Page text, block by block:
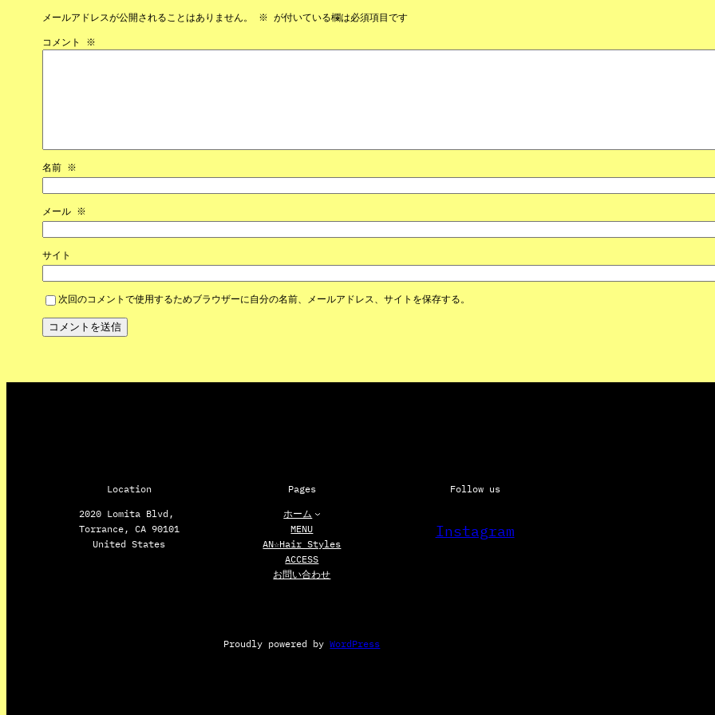
メールアドレスが公開されることはありません。
※ が付いている欄は必須項目です
コメント ※
名前 ※
メール ※
サイト
次回のコメントで使用するためブラウザーに自分の名前、メールアドレス、サイトを保存する。
Location
2020 Lomita Blvd,
Torrance, CA 90101
United States
Pages
ホーム
MENU
AN☆Hair Styles
ACCESS
お問い合わせ
Follow us
Instagram
Proudly powered byWordPress